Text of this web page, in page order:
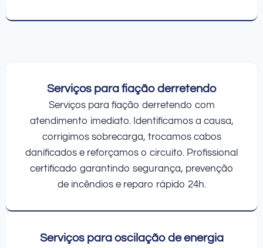
Serviços para fiação derretendo
Serviços para fiação derretendo com
atendimento imediato. Identificamos a causa,
corrigimos sobrecarga, trocamos cabos
danificados e reforçamos o circuito. Profissional
certificado garantindo segurança, prevenção
de incêndios e reparo rápido 24h.
Serviços para oscilação de energia